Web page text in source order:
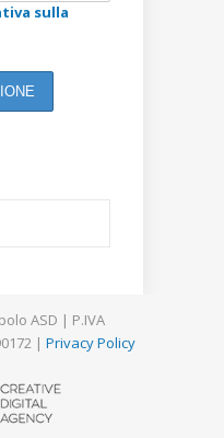
sulla
ASD | P.IVA
| Privacy Policy